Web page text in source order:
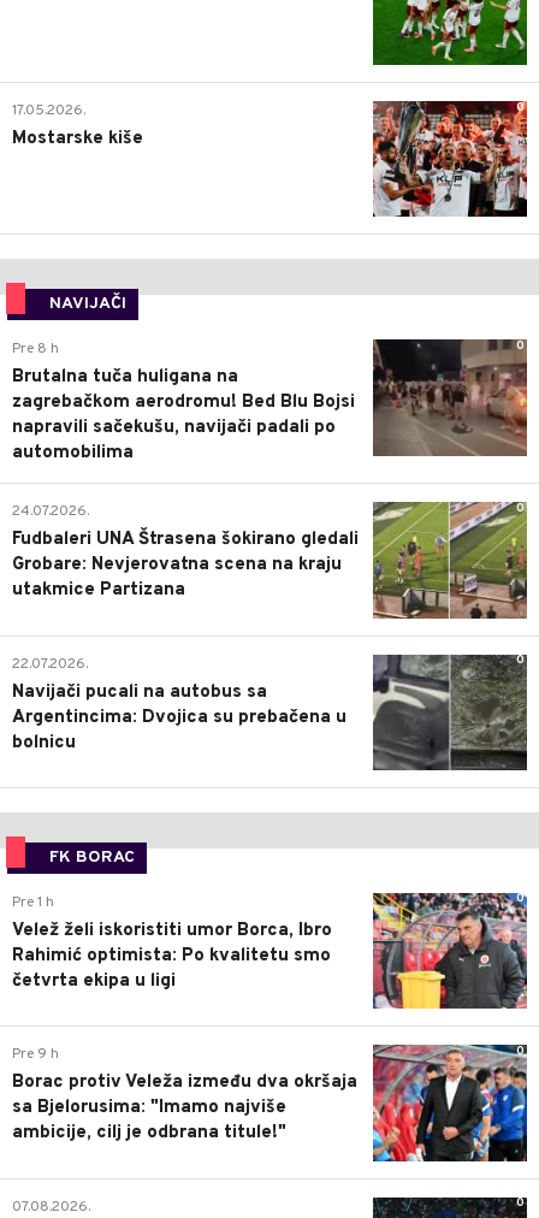
0
17.05.2026.
Mostarske kiše
NAVIJAČI
0
Pre 8 h
Brutalna tuča huligana na
zagrebačkom aerodromu! Bed Blu Bojsi
napravili sačekušu, navijači padali po
automobilima
0
24.07.2026.
Fudbaleri UNA Štrasena šokirano gledali
Grobare: Nevjerovatna scena na kraju
utakmice Partizana
0
22.07.2026.
Navijači pucali na autobus sa
Argentincima: Dvojica su prebačena u
bolnicu
FK BORAC
0
Pre 1 h
Velež želi iskoristiti umor Borca, Ibro
Rahimić optimista: Po kvalitetu smo
četvrta ekipa u ligi
0
Pre 9 h
Borac protiv Veleža između dva okršaja
sa Bjelorusima: "Imamo najviše
ambicije, cilj je odbrana titule!"
0
07.08.2026.